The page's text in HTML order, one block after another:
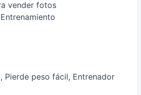
vender fotos
Pierde peso fácil, Entrenador